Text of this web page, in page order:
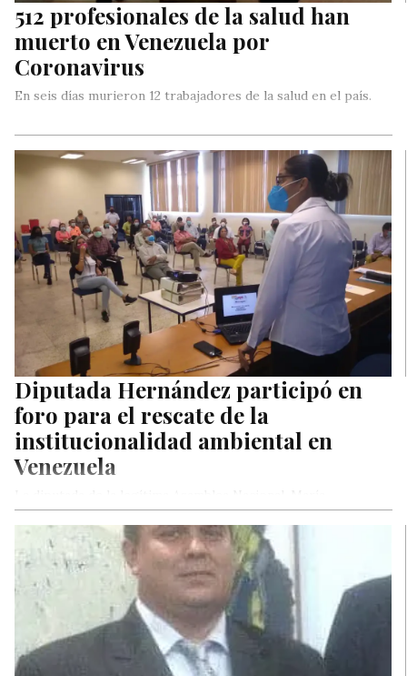
512 profesionales de la salud han
muerto en Venezuela por
Coronavirus
En seis días murieron 12 trabajadores de la salud en el país.
Diputada Hernández participó en
foro para el rescate de la
institucionalidad ambiental en
Venezuela
Hernández, participó en el foro: Acciones legislativas
estratégicas para el rescate de…